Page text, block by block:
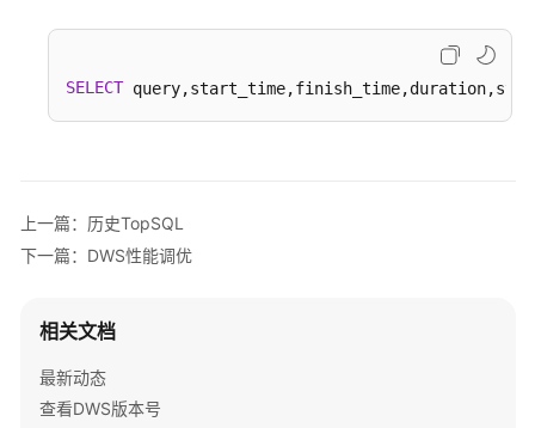
DWS
存
使
Extension
使
用
SELECT
上一篇：历史TopSQL
下一篇：DWS性能调优
相关文档
最新动态
查看DWS版本号